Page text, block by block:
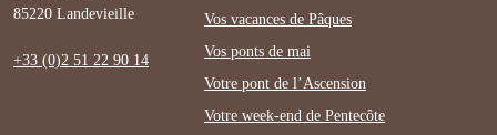
85220 Landevieille
+33 (0)2 51 22 90 14
Vos vacances de Pâques
Vos ponts de mai
Votre pont de l’Ascension
Votre week-end de Pentecôte